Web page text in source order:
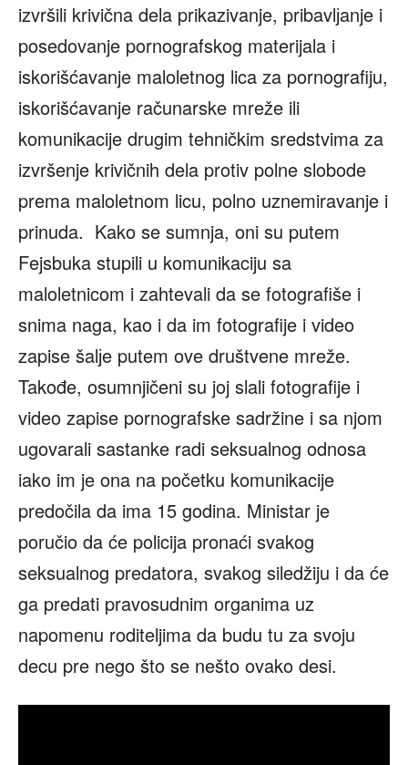
izvršili krivična dela prikazivanje, pribavlјanje i
posedovanje pornografskog materijala i
iskorišćavanje maloletnog lica za pornografiju,
iskorišćavanje računarske mreže ili
komunikacije drugim tehničkim sredstvima za
izvršenje krivičnih dela protiv polne slobode
prema maloletnom licu, polno uznemiravanje i
prinuda. Kako se sumnja, oni su putem
Fejsbuka stupili u komunikaciju sa
maloletnicom i zahtevali da se fotografiše i
snima naga, kao i da im fotografije i video
zapise šalјe putem ove društvene mreže.
Takođe, osumnjičeni su joj slali fotografije i
video zapise pornografske sadržine i sa njom
ugovarali sastanke radi seksualnog odnosa
iako im je ona na početku komunikacije
predočila da ima 15 godina. Ministar je
poručio da će policija pronaći svakog
seksualnog predatora, svakog siledžiju i da će
ga predati pravosudnim organima uz
napomenu roditeljima da budu tu za svoju
decu pre nego što se nešto ovako desi.